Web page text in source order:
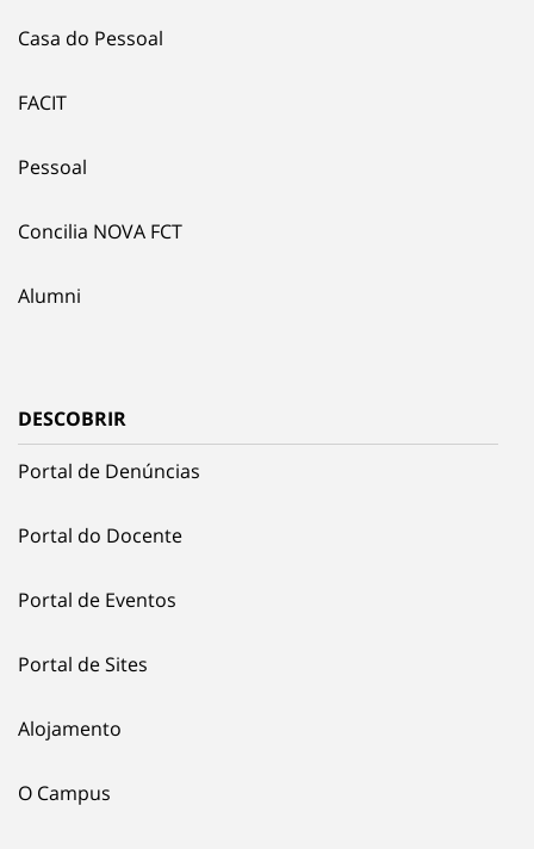
Casa do Pessoal
FACIT
Pessoal
Concilia NOVA FCT
Alumni
DESCOBRIR
Portal de Denúncias
Portal do Docente
Portal de Eventos
Portal de Sites
Alojamento
O Campus